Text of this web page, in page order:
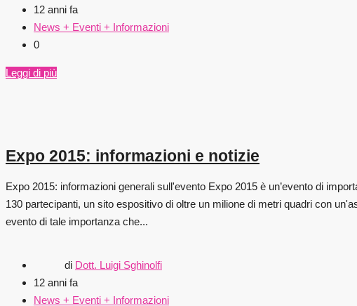
12 anni fa
News + Eventi + Informazioni
0
Leggi di più
Expo 2015: informazioni e notizie
Expo 2015: informazioni generali sull'evento Expo 2015 è un’evento di
130 partecipanti, un sito espositivo di oltre un milione di metri quadri con
evento di tale importanza che...
di Dott. Luigi Sghinolfi
12 anni fa
News + Eventi + Informazioni